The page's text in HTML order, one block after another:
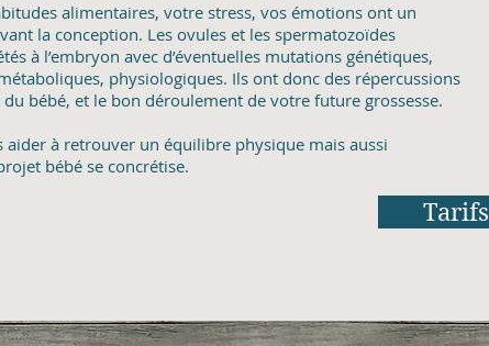
alimentaires, votre stress, vos émotions ont un
la conception. Les ovules et les spermatozoïdes
à l’embryon avec d’éventuelles mutations génétiques,
physiologiques. Ils ont donc des répercussions
du bébé, et le bon déroulement de votre future grossesse.
aider à retrouver un équilibre physique mais aussi
bébé se concrétise.
Tarifs